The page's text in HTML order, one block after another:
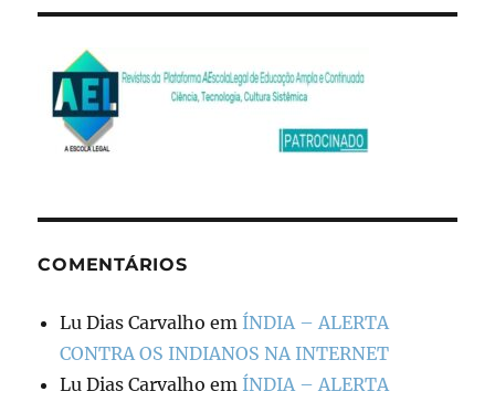
COMENTÁRIOS
Lu Dias Carvalho em ÍNDIA – ALERTA
CONTRA OS INDIANOS NA INTERNET
Lu Dias Carvalho em ÍNDIA – ALERTA